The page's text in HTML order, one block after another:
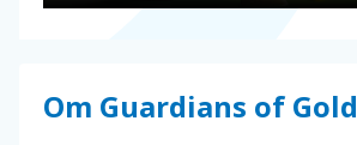
Om Guardians of Gold